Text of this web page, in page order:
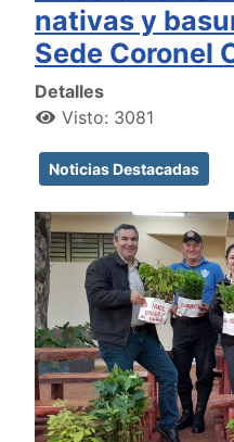
nativas y
Sede Coronel
Detalles
Visto: 3081
Noticias Destacadas